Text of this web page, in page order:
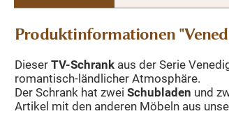
Produktinformationen
Dieser TV-Schrank aus der Serie
romantisch-ländlicher Atmosphäre.
Der Schrank hat zwei Schubladen und
Artikel mit den anderen Möbeln aus